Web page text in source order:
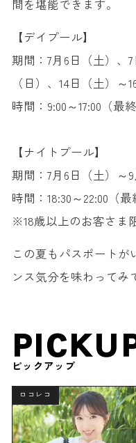
間を堪能できます。
【デイプール】
期間：7月6日（土）、
（日）、14日（土）～
時間：9:00～17:00（最終
【ナイトプール】
期間：7月6日（土）～9
時間：18:30～22:00（最
※18歳以上のお客さま
この夏もパスポートが
ンス気分を味わってみ
ピックアップ
ロコレコ